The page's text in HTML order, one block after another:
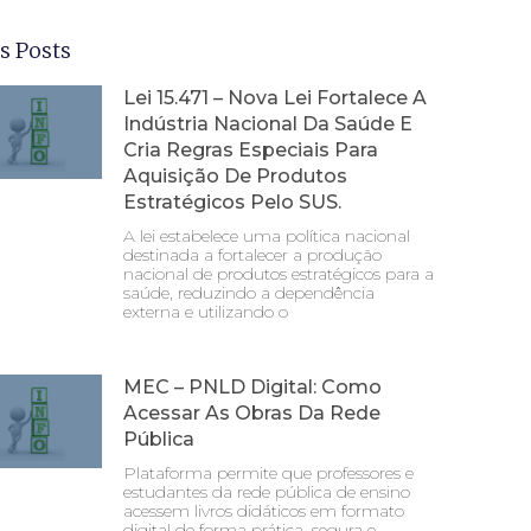
Posts
Lei 15.471 – Nova Lei Fortalece A
Indústria Nacional Da Saúde E
Cria Regras Especiais Para
Aquisição De Produtos
Estratégicos Pelo SUS.
A lei estabelece uma política nacional
destinada a fortalecer a produção
nacional de produtos estratégicos para a
saúde, reduzindo a dependência
externa e utilizando o
MEC – PNLD Digital: Como
Acessar As Obras Da Rede
Pública
Plataforma permite que professores e
estudantes da rede pública de ensino
acessem livros didáticos em formato